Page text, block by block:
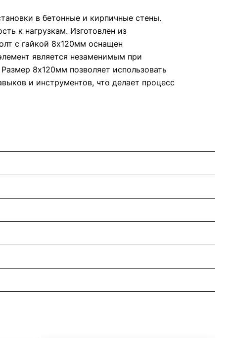
в бетонные и кирпичные стены.
к нагрузкам. Изготовлен из
с гайкой 8х120мм оснащен
является незаменимым при
8х120мм позволяет использовать
и инструментов, что делает процесс